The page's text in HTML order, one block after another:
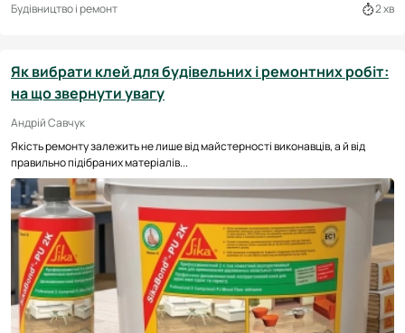
Будівництво і ремонт 2 хв
Як вибрати клей для будівельних і ремонтних робіт:
на що звернути увагу
Андрій Савчук
Якість ремонту залежить не лише від майстерності виконавців, а й від
правильно підібраних матеріалів...